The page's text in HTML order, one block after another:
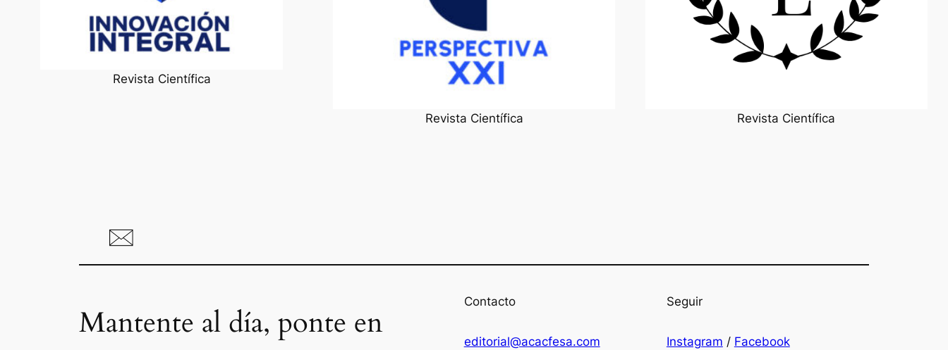
Revista Científica
Revista Científica Revista Científica
Mantente al día, ponte en
Contacto
editorial@acacfesa.com
Seguir
Instagram / Facebook